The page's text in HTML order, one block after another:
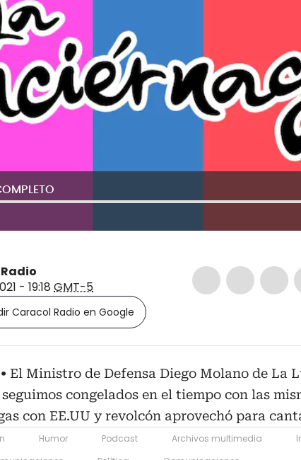
- 19:18 GMT-5
Caracol Radio en Google
El Ministro de Defensa Diego Molano de La
congelados en el tiempo con las
con EE.UU y revolcón aprovechó para
Humor Podcast Archivos multimedia